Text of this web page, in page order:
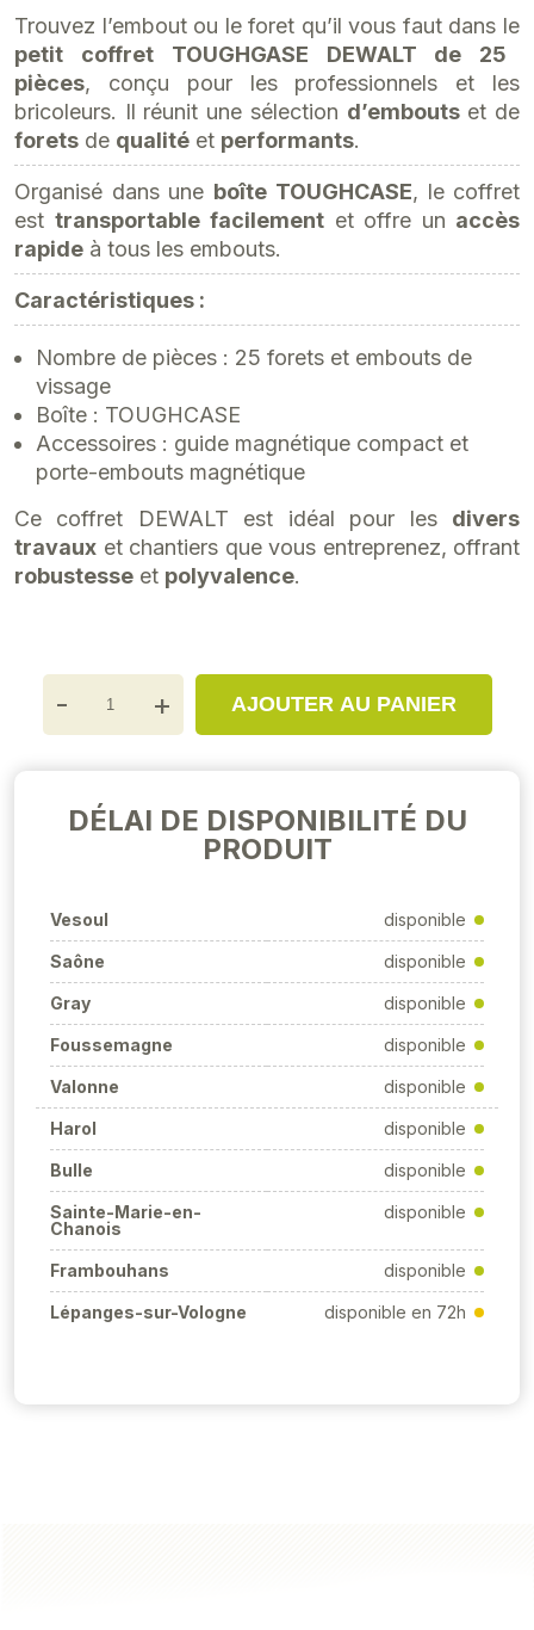
Trouvez l’embout ou le foret qu’il vous faut dans le
petit coffret TOUGHGASE DEWALT de 25
pièces, conçu pour les professionnels et les
bricoleurs. Il réunit une sélection d’emboutset de
forets de qualité et performants.
Organisé dans une boîte TOUGHCASE, le coffret
est transportable facilement et offre un accès
rapide à tous les embouts.
Caractéristiques :
Nombre de pièces : 25 forets et embouts de
vissage
Boîte : TOUGHCASE
Accessoires : guide magnétique compact et
porte-embouts magnétique
Ce coffret DEWALT est idéal pour les divers
travaux et chantiers que vous entreprenez, offrant
robustesse et polyvalence.
- + AJOUTER AU PANIER
DÉLAI DE DISPONIBILITÉ DU
PRODUIT
Vesoul disponible
Saône disponible
Gray disponible
Foussemagne disponible
Valonne disponible
Harol disponible
Bulle disponible
Sainte-Marie-en-
Chanois
disponible
Frambouhans disponible
Lépanges-sur-Vologne disponible en 72h